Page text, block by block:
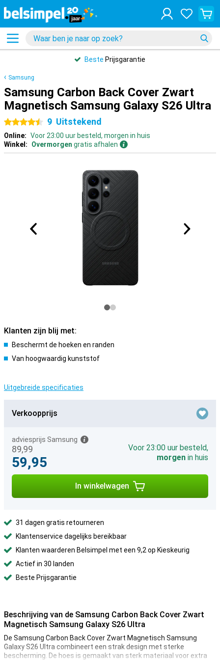
Beste Prijsgarantie
Samsung
Samsung Carbon Back Cover Zwart
Magnetisch Samsung Galaxy S26 Ultra
4.5 sterren
9 Uitstekend
Online: Voor 23:00 uur besteld, morgen in huis
Winkel:
Overmorgen gratis afhalen
Klanten zijn blij met:
Beschermt de hoeken en randen
Van hoogwaardig kunststof
Uitgebreide specificaties
Verkoopprijs
89,99
adviesprijs Samsung
59,95
Voor 23:00 uur besteld,
morgen in huis
In winkelwagen
31 dagen gratis retourneren
Klantenservice dagelijks bereikbaar
Klanten waarderen Belsimpel met een 9,2 op Kieskeurig
Actief in 30 landen
Beste Prijsgarantie
Beschrijving van de Samsung Carbon Back Cover Zwart
Magnetisch Samsung Galaxy S26 Ultra
De Samsung Carbon Back Cover Zwart Magnetisch Samsung
Galaxy S26 Ultra combineert een strak design met sterke
bescherming. De hoes is gemaakt van sterk materiaal voor extra